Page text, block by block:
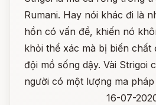
Rumani. Hay nói khác đi là
hồn có vấn đề, khiến nó
khỏi thể xác mà bị biến chất
đội mồ sống dậy. Vài Strigoi
người có một lượng ma
16-07-